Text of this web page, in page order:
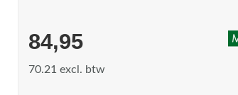
84,95
70.21 excl. btw